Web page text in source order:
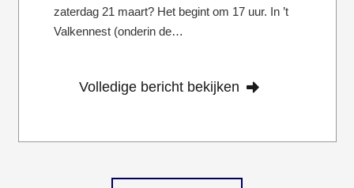
zaterdag 21 maart? Het begint om 17 uur. In ’t
Valkennest (onderin de…
Volledige bericht bekijken